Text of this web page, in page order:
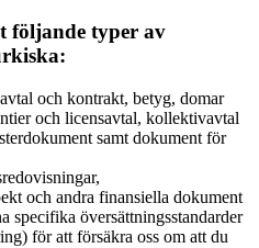
följande typer av
och kontrakt, betyg, domar
och licensavtal, kollektivavtal
samt dokument för
och andra finansiella dokument
specifika översättningsstandarder
för att försäkra oss om att du